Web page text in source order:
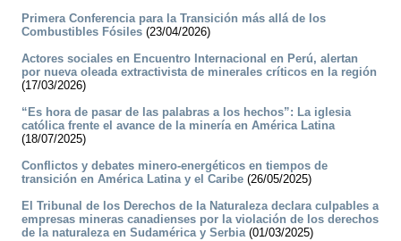
Primera Conferencia para la Transición más allá de los
Combustibles Fósiles (23/04/2026)
Actores sociales en Encuentro Internacional en Perú, alertan
por nueva oleada extractivista de minerales críticos en la región
(17/03/2026)
“Es hora de pasar de las palabras a los hechos”: La iglesia
católica frente el avance de la minería en América Latina
(18/07/2025)
Conflictos y debates minero-energéticos en tiempos de
transición en América Latina y el Caribe (26/05/2025)
El Tribunal de los Derechos de la Naturaleza declara culpables a
empresas mineras canadienses por la violación de los derechos
de la naturaleza en Sudamérica y Serbia(01/03/2025)